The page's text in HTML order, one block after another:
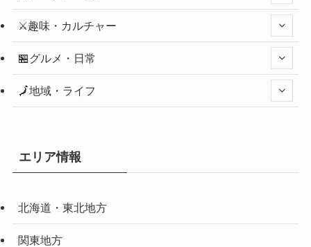
⚔️趣味・カルチャー
🏪グルメ・日常
🗾地域・ライフ
エリア情報
北海道・東北地方
関東地方